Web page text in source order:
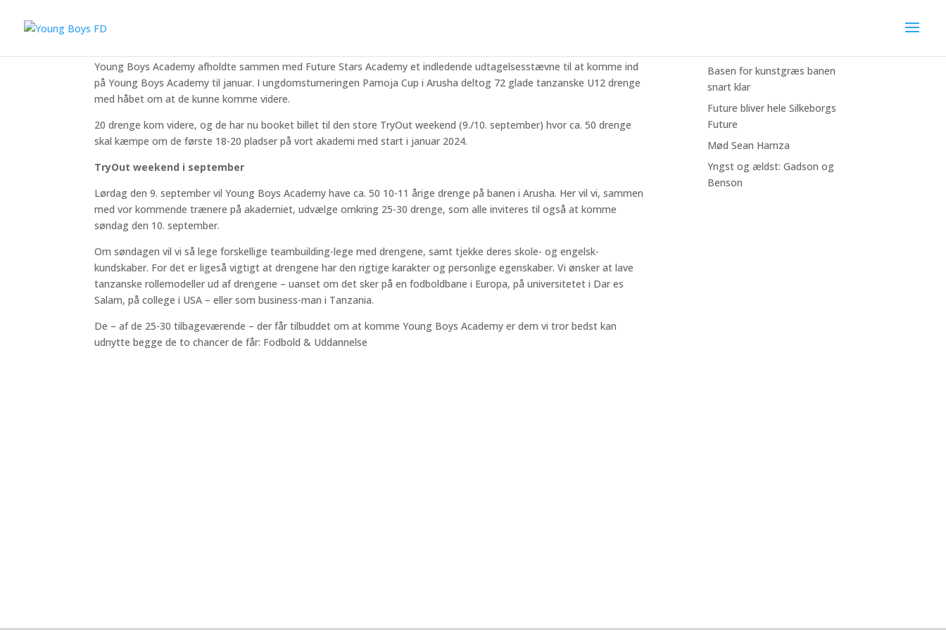
Young Boys Academy afholdte sammen med Future Stars Academy et indledende udtagelsesstævne til at komme ind
på Young Boys Academy til januar. I ungdomsturneringen Pamoja Cup i Arusha deltog 72 glade tanzanske U12 drenge
med håbet om at de kunne komme videre.
20 drenge kom videre, og de har nu booket billet til den store TryOut weekend (9./10. september) hvor ca. 50 drenge
skal kæmpe om de første 18-20 pladser på vort akademi med start i januar 2024.
TryOut weekend i september
Lørdag den 9. september vil Young Boys Academy have ca. 50 10-11 årige drenge på banen i Arusha. Her vil vi, sammen
med vor kommende trænere på akademiet, udvælge omkring 25-30 drenge, som alle inviteres til også at komme
søndag den 10. september.
Om søndagen vil vi så lege forskellige teambuilding-lege med drengene, samt tjekke deres skole- og engelsk-
kundskaber. For det er ligeså vigtigt at drengene har den rigtige karakter og personlige egenskaber. Vi ønsker at lave
tanzanske rollemodeller ud af drengene – uanset om det sker på en fodboldbane i Europa, på universitetet i Dar es
Salam, på college i USA – eller som business-man i Tanzania.
De – af de 25-30 tilbageværende – der får tilbuddet om at komme Young Boys Academy er dem vi tror bedst kan
udnytte begge de to chancer de får: Fodbold & Uddannelse
Basen for kunstgræs banen
snart klar
Future bliver hele Silkeborgs
Future
Mød Sean Hamza
Yngst og ældst: Gadson og
Benson